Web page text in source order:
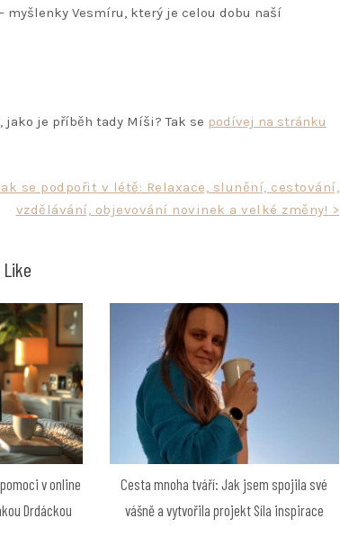
Vesmíru, který je celou dobu naší
, jako je příběh tady Míši? Tak se podívej na stránku
se podpořit v létě: Relaxace, slunění, cestování,
vzdělávání, objevování novinek a velké změny! >
Like
v online
Drdáckou
Cesta mnoha tváří: Jak jsem spojila své
vášně a vytvořila projekt Síla inspirace